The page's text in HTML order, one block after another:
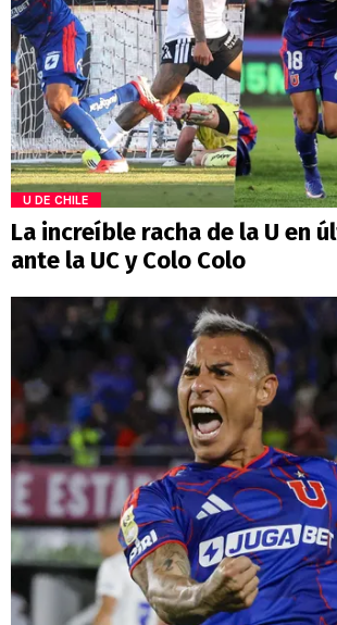
U DE CHILE
La increíble racha de la U en
ante la UC y Colo Colo